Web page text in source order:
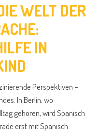
WELT DER
IN
Perspektiven –
In Berlin, wo
gehören, wird Spanisch
erst mit Spanisch